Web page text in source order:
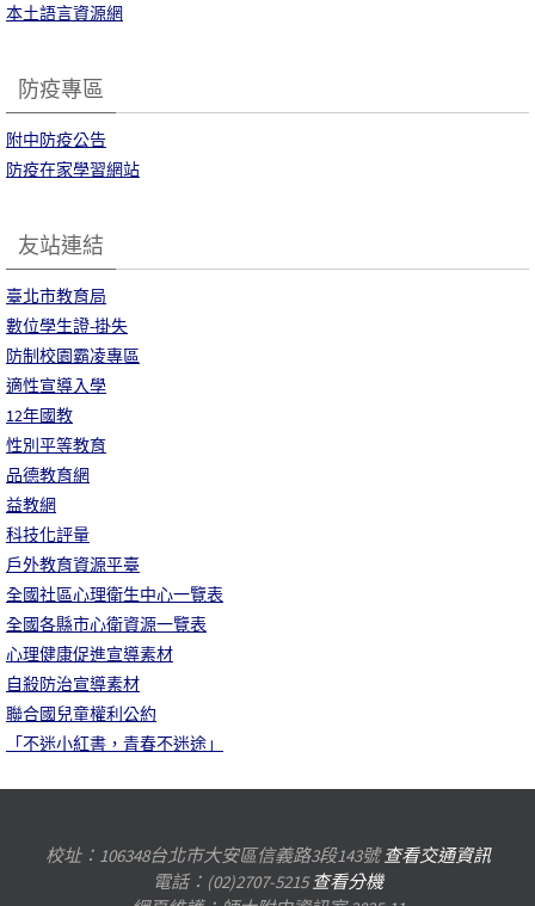
本土語言資源網
防疫專區
附中防疫公告
防疫在家學習網站
友站連結
臺北市教育局
數位學生證-掛失
防制校園霸凌專區
適性宣導入學
12年國教
性別平等教育
品德教育網
益教網
科技化評量
戶外教育資源平臺
全國社區心理衛生中心一覽表
全國各縣市心衛資源一覽表
心理健康促進宣導素材
自殺防治宣導素材
聯合國兒童權利公約
「不迷小紅書，青春不迷途」
校址：106348台北市大安區信義路3段143號查看交通資訊
電話：(02)2707-5215查看分機